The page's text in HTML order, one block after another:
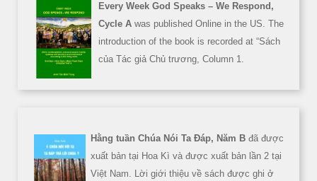
Every Week God Speaks – We Respond,
Cycle A was published Online in the US. The
introduction of the book is recorded at “Sách
của Tác giả Chủ trương, Column 1.
Hằng tuần Chúa Nói Ta Đáp, Năm B đã được
xuất bản tại Hoa Kì và được xuất bản lần 2 tại
Việt Nam. Lời giới thiệu về sách được ghi ở